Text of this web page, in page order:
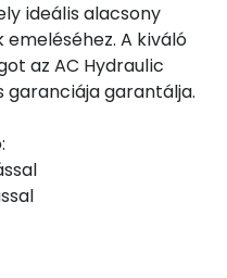
ideális alacsony
A kiváló
az AC Hydraulic
garanciája garantálja.